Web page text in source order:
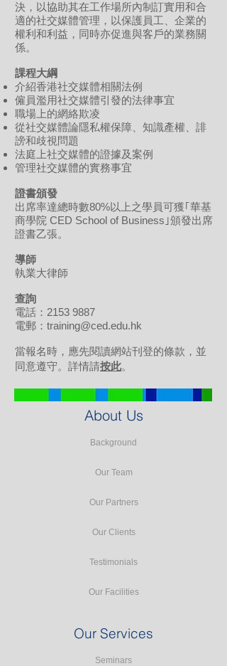
決，以協助其在工作場所內制訂實用和合
適的社交媒體管理，以保護員工、企業的
權利和利益，同時亦促進與客戶的業務關
係。
課程大綱
介紹香港社交媒體相關法例
僱員濫用社交媒體引發的法律事宜
職場上的網絡欺凌
從社交媒體論隱私權保障、知識產權、誹
謗和歧視問題
法庭上社交媒體的證據及案例
管理社交媒體的實務事宜
證書頒發
出席率達總時數80%以上之學員可獲｢華基
商學院 CED School of Business｣頒發出席
證書乙張。
導師
執業大律師
查詢
電話：2153 9887
電郵： training@ced.edu.hk
當報名時，應先閱讀網站刊登的條款，並
同意遵守。詳情請按此。
About Us
Background
Our Team
Our Partners
Our Clients
Testimonials
Our Facilities
Our Services
Seminars